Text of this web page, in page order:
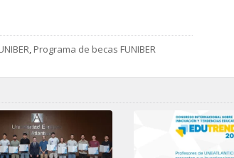
, Programa de becas FUNIBER